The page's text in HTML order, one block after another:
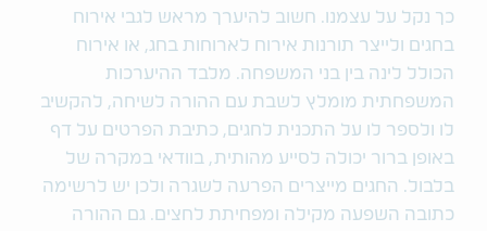
כך נקל על עצמנו. חשוב להיערך מראש לגבי אירוח
בחגים ולייצר תורנות אירוח לארוחות בחג, או אירוח
הכולל לינה בין בני המשפחה. מלבד ההיערכות
המשפחתית מומלץ לשבת עם ההורה לשיחה, להקשיב
לו ולספר לו על התכנית לחגים, כתיבת הפרטים על דף
באופן ברור יכולה לסייע מהותית, בוודאי במקרה של
בלבול. החגים מייצרים הפרעה לשגרה ולכן יש לרשימה
כתובה השפעה מקילה ומפחיתת לחצים. גם ההורה